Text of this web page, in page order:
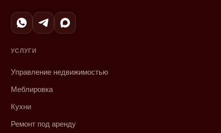
УСЛУГИ
Управление недвижимостью
Меблировка
Кухни
Ремонт под аренду